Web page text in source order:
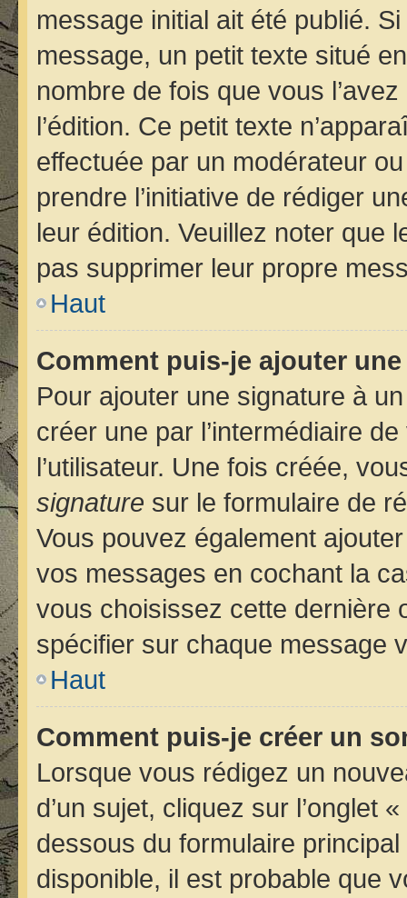
message initial ait été publié.
message, un petit texte situé
nombre de fois que vous
l’édition. Ce petit texte
effectuée par un modérateur
prendre l’initiative de rédiger
leur édition. Veuillez noter que
pas supprimer leur propre
Haut
Comment puis-je ajouter
Pour ajouter une signature à
créer une par l’intermédiaire
l’utilisateur. Une fois créée,
signature sur le formulaire de
Vous pouvez également
vos messages en cochant la
vous choisissez cette dernière
spécifier sur chaque message
Haut
Comment puis-je créer un
Lorsque vous rédigez un
d’un sujet, cliquez sur l’onglet
dessous du formulaire
disponible, il est probable que